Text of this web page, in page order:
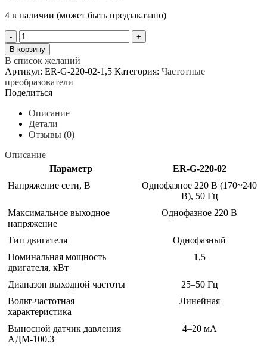
4 в наличии (может быть предзаказано)
Количество
товара
Частотный
преобразователь
для
насоса
Ermangizer
ER-
G-
220-
1,5кВт
В корзину
В список желаний
Артикул: ER-G-220-02-1,5 Категория: Частотные
преобразователи
Поделиться
Описание
Детали
Отзывы (0)
Описание
Параметр
ER-G-220-02
Напряжение сети, В
Однофазное 220 В (170~240
В), 50 Гц
Максимальное выходное
напряжение
Однофазное 220 В
Тип двигателя
Однофазный
Номинальная мощность
двигателя, кВт
1,5
Диапазон выходной частоты
25–50 Гц
Вольт-частотная
характеристика
Линейная
Выносной датчик давления
АДМ-100.3
4–20 мА